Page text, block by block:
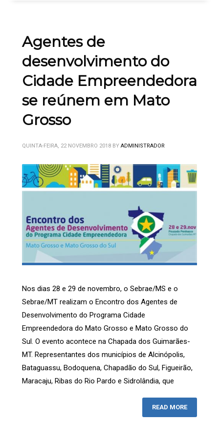
Agentes de
desenvolvimento do
Cidade Empreendedora
se reúnem em Mato
Grosso
QUINTA-FEIRA, 22 NOVEMBRO 2018 BY ADMINISTRADOR
Nos dias 28 e 29 de novembro, o Sebrae/MS e o
Sebrae/MT realizam o Encontro dos Agentes de
Desenvolvimento do Programa Cidade
Empreendedora do Mato Grosso e Mato Grosso do
Sul. O evento acontece na Chapada dos Guimarães-
MT. Representantes dos municípios de Alcinópolis,
Bataguassu, Bodoquena, Chapadão do Sul, Figueirão,
Maracaju, Ribas do Rio Pardo e Sidrolândia, que
READ MORE